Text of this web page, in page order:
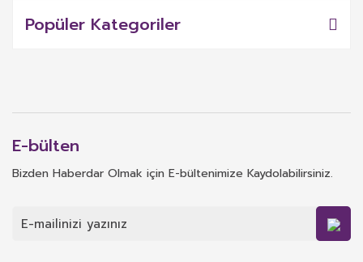
Popüler Kategoriler
E-bülten
Bizden Haberdar Olmak için E-bültenimize Kaydolabilirsiniz.